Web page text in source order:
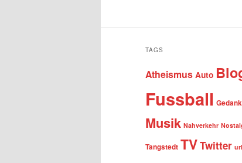
TAGS
Atheismus Auto
Fussball
Musik Nahverkehr
Tangstedt TVTwitter